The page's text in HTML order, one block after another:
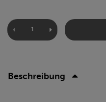
Beschreibung